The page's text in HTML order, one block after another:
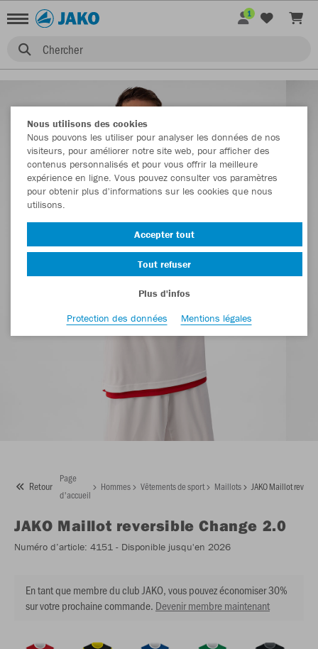
Chercher
1
Retour
Page
d'accueil
Hommes Vêtements de sport Maillots JAKO Maillot
JAKO Maillot reversible Change 2.0
Numéro d’article: 4151 - Disponible jusqu'en 2026
En tant que membre du club JAKO, vous pouvez économiser 30%
sur votre prochaine commande. Devenir membre maintenant
Nous utilisons des cookies
Nous pouvons les utiliser pour analyser les données de nos
visiteurs, pour améliorer notre site web, pour afficher des
contenus personnalisés et pour vous offrir la meilleure
expérience en ligne. Vous pouvez consulter vos paramètres
pour obtenir plus d'informations sur les cookies que nous
utilisons.
Accepter tout
Tout refuser
Plus d'infos
Protection des données
Mentions légales